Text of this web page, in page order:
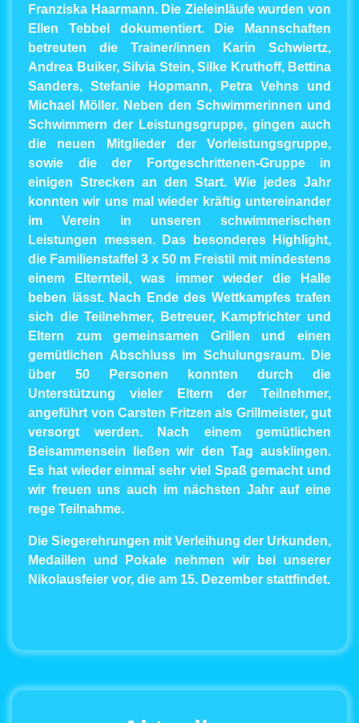
Franziska Haarmann. Die Zieleinläufe wurden von
Ellen Tebbel dokumentiert. Die Mannschaften
betreuten die Trainer/innen Karin Schwiertz,
Andrea Buiker, Silvia Stein, Silke Kruthoff, Bettina
Sanders, Stefanie Hopmann, Petra Vehns und
Michael Möller. Neben den Schwimmerinnen und
Schwimmern der Leistungsgruppe, gingen auch
die neuen Mitglieder der Vorleistungsgruppe,
sowie die der Fortgeschrittenen-Gruppe in
einigen Strecken an den Start. Wie jedes Jahr
konnten wir uns mal wieder kräftig untereinander
im Verein in unseren schwimmerischen
Leistungen messen. Das besonderes Highlight,
die Familienstaffel 3 x 50 m Freistil mit mindestens
einem Elternteil, was immer wieder die Halle
beben lässt. Nach Ende des Wettkampfes trafen
sich die Teilnehmer, Betreuer, Kampfrichter und
Eltern zum gemeinsamen Grillen und einen
gemütlichen Abschluss im Schulungsraum. Die
über 50 Personen konnten durch die
Unterstützung vieler Eltern der Teilnehmer,
angeführt von Carsten Fritzen als Grillmeister, gut
versorgt werden. Nach einem gemütlichen
Beisammensein ließen wir den Tag ausklingen.
Es hat wieder einmal sehr viel Spaß gemacht und
wir freuen uns auch im nächsten Jahr auf eine
rege Teilnahme.
Die Siegerehrungen mit Verleihung der Urkunden,
Medaillen und Pokale nehmen wir bei unserer
Nikolausfeier vor, die am 15. Dezember stattfindet.